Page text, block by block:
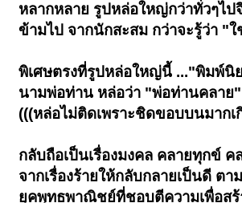
หลากหลาย รูปหล่อใหญ่กว่าทั่วๆไป
ข้ามไป จากนักสะสม กว่าจะรู้ว่า "ใ
พิเศษตรงที่รูปหล่อใหญ่นี้ ..."พิมพ์นิ
นามพ่อท่าน หล่อว่า "พ่อท่านคลาย"
(((หล่อไม่ติดเพราะชิดขอบบนมากเ
กลับถือเป็นเรื่องมงคล คลายทุกข์ ค
จากเรื่องร้ายให้กลับกลายเป็นดี ต
ยุคพุทธพาณิชย์ที่ชอบตีความเพื่อสร้